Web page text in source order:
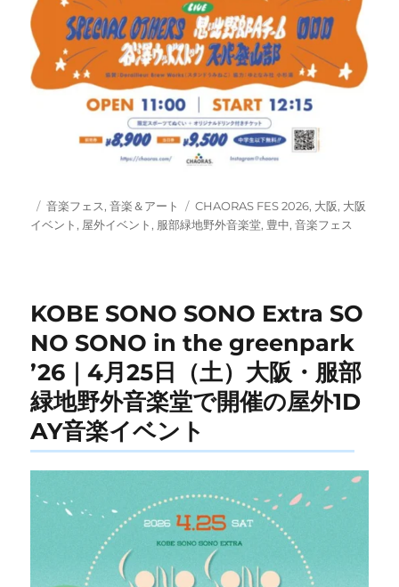
投
稿
カ
テ
音楽フェス,音楽＆アート
タ
グ
CHAORAS FES 2026, 大阪, 大阪
イベント, 屋外イベント, 服部緑地野外音楽堂, 豊中,音楽フェス
KOBE SONO SONO Extra SO
NO SONO in the greenpark
’26｜4月25日（土）大阪・服部
緑地野外音楽堂で開催の屋外1D
AY音楽イベント